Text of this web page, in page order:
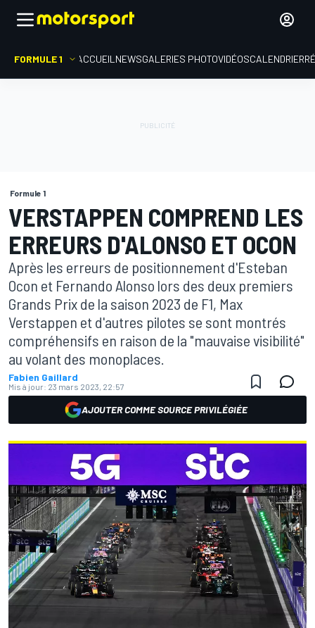
FORMULE 1 ACCUEIL NEWSGALERIES PHOTOVIDÉOSCALENDRIER
Formule 1
VERSTAPPEN COMPREND LES
ERREURS D'ALONSO ET OCON
Après les erreurs de positionnement d'Esteban
Ocon et Fernando Alonso lors des deux premiers
Grands Prix de la saison 2023 de F1, Max
Verstappen et d'autres pilotes se sont montrés
compréhensifs en raison de la "mauvaise visibilité"
au volant des monoplaces.
Fabien Gaillard
Mis à jour: 23 mars 2023, 22:57
AJOUTER COMME SOURCE PRIVILÉGIÉE